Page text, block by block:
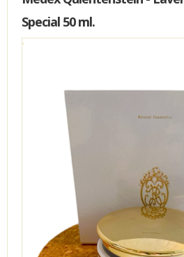
Special 50 ml.